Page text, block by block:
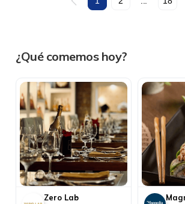
Ahora tus blu benefits
sola app.
¿Qué comemos hoy?
Zero Lab